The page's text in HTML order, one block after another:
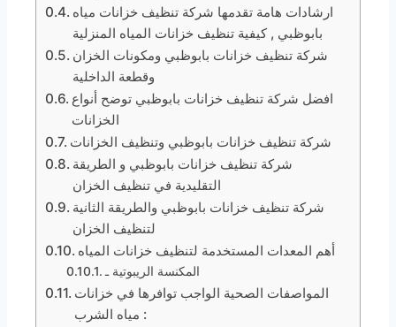
ارشادات هامة تقدمها شركة تنظيف خزانات مياه
بابوظبي , كيفية تنظيف خزانات المياه المنزلية
شركة تنظيف خزانات بابوظبي ومكونات الخزان
وقطعة الداخلية
افضل شركة تنظيف خزانات بابوظبي توضح أنواع
الخزانات
شركة تنظيف خزانات بابوظبي وتنظيف الخزانات
شركة تنظيف خزانات بابوظبي و الطريقة
التقليدية في تنظيف الخزان
شركة تنظيف خزانات بابوظبي والطريقة الثانية
لتنظيف الخزان
أهم المعدات المستخدمة لتنظيف خزانات المياه
المكنسة الريبوتية ـ
المواصفات الصحية الواجب توافرها في خزانات
مياه الشرب :